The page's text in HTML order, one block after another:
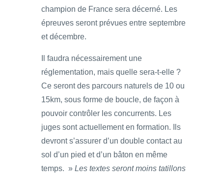
champion de France sera décerné. Les
épreuves seront prévues entre septembre
et décembre.
Il faudra nécessairement une
réglementation, mais quelle sera-t-elle ?
Ce seront des parcours naturels de 10 ou
15km, sous forme de boucle, de façon à
pouvoir contrôler les concurrents. Les
juges sont actuellement en formation. Ils
devront s’assurer d’un double contact au
sol d’un pied et d’un bâton en même
temps. » Les textes seront moins tatillons